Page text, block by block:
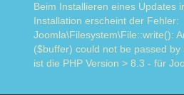
Beim Installieren eines Updates
Installation erscheint der Fehler:
Joomla\Filesystem\File::write():
($buffer) could not be passed by
ist die PHP Version > 8.3 - für